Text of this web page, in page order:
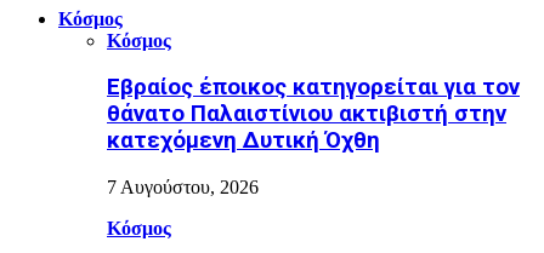
Κόσμος
Κόσμος
Εβραίος έποικος κατηγορείται για τον
θάνατο Παλαιστίνιου ακτιβιστή στην
κατεχόμενη Δυτική Όχθη
7 Αυγούστου, 2026
Κόσμος